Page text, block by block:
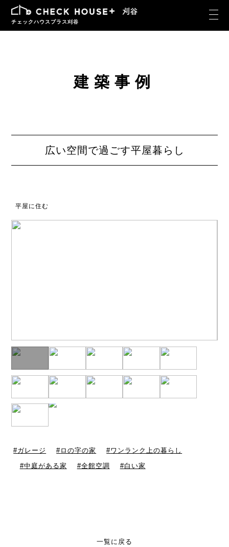
チェックハウスプラス刈谷
建築事例
広い空間で過ごす平屋暮らし
平屋に住む
ガレージ ロの字の家 ワンランク上の暮らし
中庭がある家 全館空調 白い家
一覧に戻る